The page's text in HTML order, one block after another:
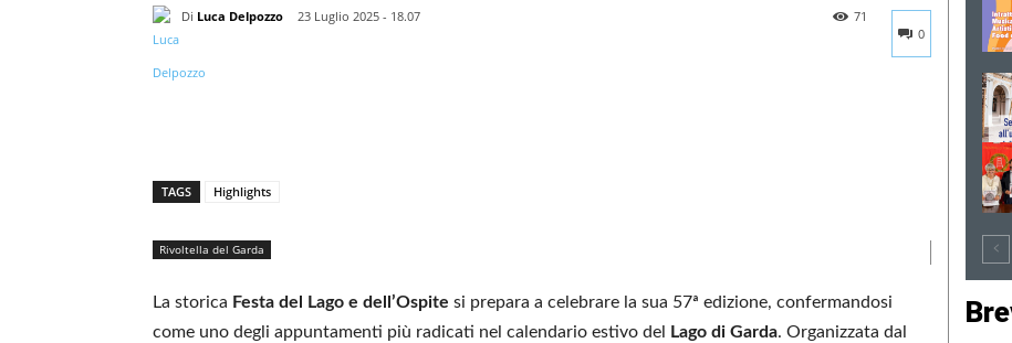
Di Luca Delpozzo
23 Luglio 2025 - 18.07
0
71
TAGS Highlights
Rivoltella del Garda
La storica Festa del Lago e dell’Ospite si prepara a celebrare la sua 57ª edizione, confermandosi
come uno degli appuntamenti più radicati nel calendario estivo del
Lago di Garda. Organizzata dal